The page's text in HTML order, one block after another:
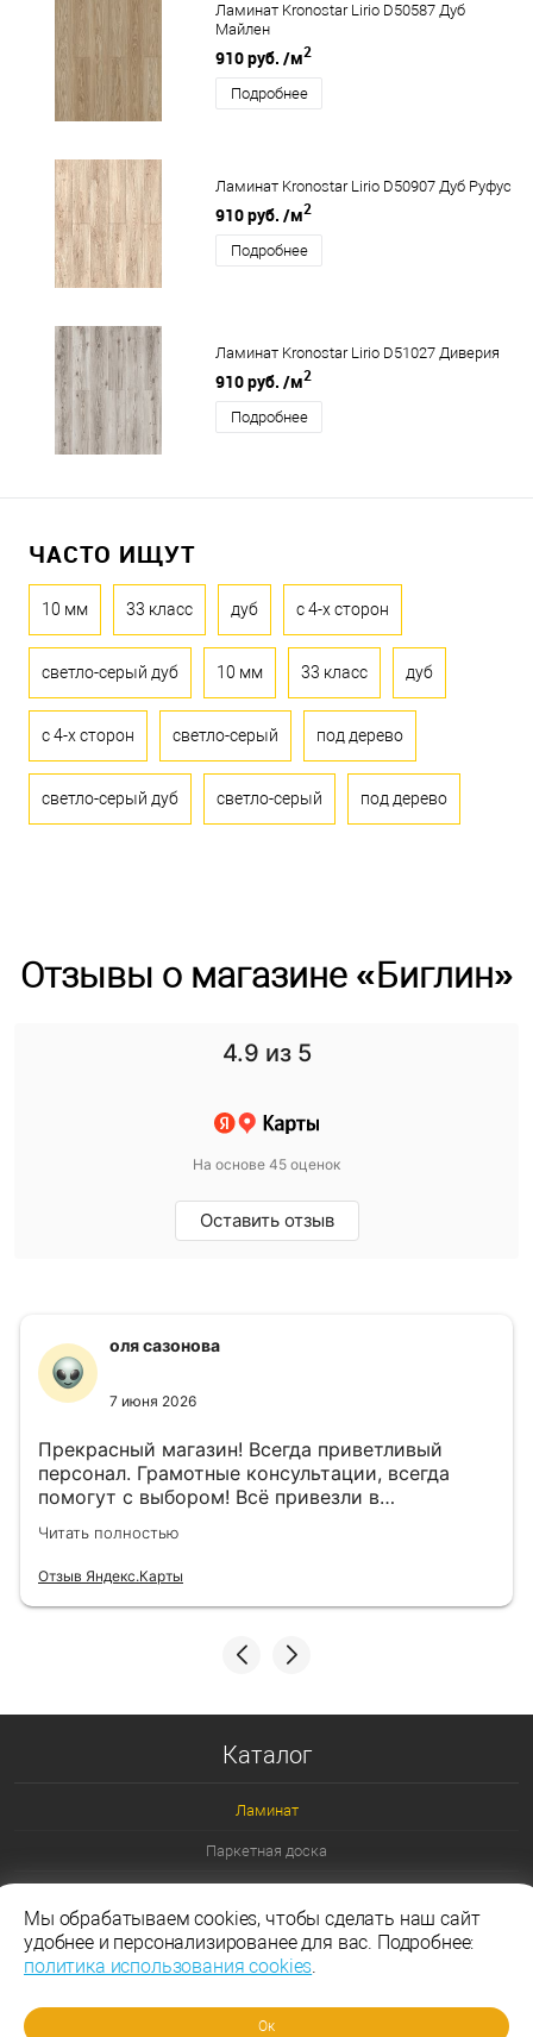
Ламинат Kronostar Lirio D50587 Дуб
Майлен
910 руб. /м2
Подробнее
Ламинат Kronostar Lirio D50907 Дуб Руфус
910 руб. /м2
Подробнее
Ламинат Kronostar Lirio D51027 Диверия
910 руб. /м2
Подробнее
ЧАСТО ИЩУТ
10 мм 33 класс дуб с 4-х сторон
светло-серый дуб 10 мм 33 класс дуб
с 4-х сторон светло-серый под дерево
светло-серый дуб светло-серый под дерево
Отзывы о магазине «Биглин»
4.9 из 5
На основе 45 оценок
Оставить отзыв
оля сазонова
7 июня 2026
Прекрасный магазин! Всегда приветливый
персонал. Грамотные консультации, всегда
помогут с выбором! Всё привезли в
назначенный день!
Читать полностью
Отзыв Яндекс.Карты
Каталог
Ламинат
Паркетная доска
Ламинат 33 класс
Ламинат Эггер
Ламинат Таркетт
Мы обрабатываем cookies, чтобы сделать наш сайт
удобнее и персонализированее для вас. Подробнее:
политика использования cookies.
Ок